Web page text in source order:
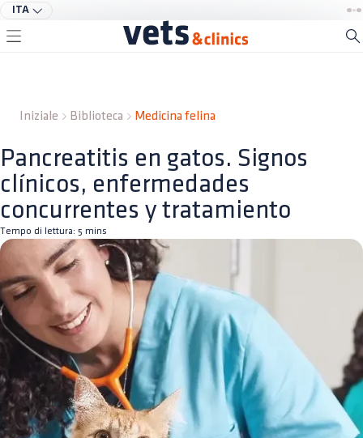
ITA
Iniziale Biblioteca Medicina felina
Pancreatitis en gatos. Signos
clínicos, enfermedades
concurrentes y tratamiento
Tempo di lettura: 5 mins